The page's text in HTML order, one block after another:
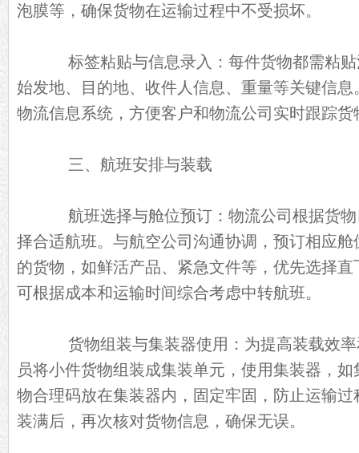
泡膜等，确保货物在运输过程中不受损坏。
标签粘贴与信息录入：每件货物都需粘贴
始发地、目的地、收件人信息、重量等关键信
物流信息系统，方便客户和物流公司实时跟踪货
三、航班安排与装载
航班选择与舱位预订：物流公司根据货物
择合适航班。与航空公司沟通协调，预订相应
的货物，如鲜活产品、紧急文件等，优先选择
可根据成本和运输时间综合考虑中转航班。
货物组装与集装器使用：为提高装载效率
员将小件货物组装成集装单元，使用集装器，
物合理码放在集装器内，固定牢固，防止运输
装满后，再次核对货物信息，确保无误。